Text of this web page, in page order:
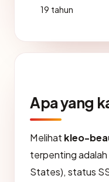
19 tahun
Apa yang
Melihat kleo-
terpenting
States), status